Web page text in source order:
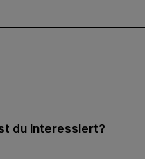
du interessiert?